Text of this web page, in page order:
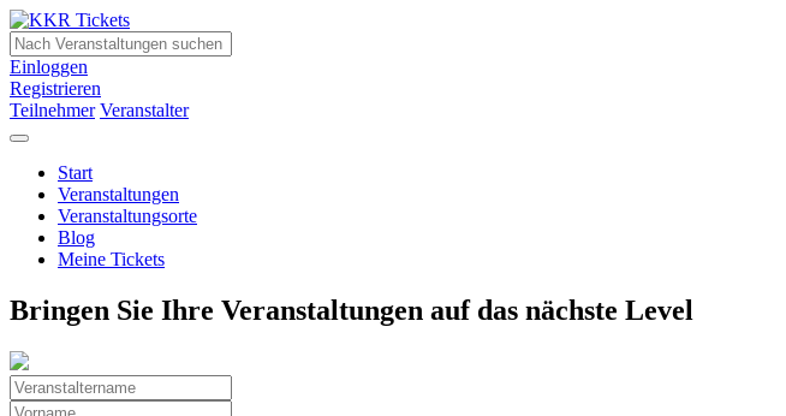
Einloggen
Registrieren
Teilnehmer Veranstalter
Start
Veranstaltungen
Veranstaltungsorte
Blog
Meine Tickets
Bringen Sie Ihre Veranstaltungen auf das nächste Level